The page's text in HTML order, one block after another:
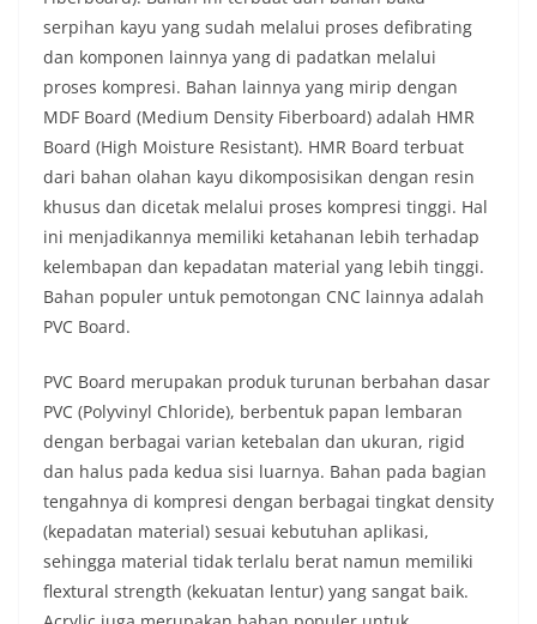
serpihan kayu yang sudah melalui proses defibrating
dan komponen lainnya yang di padatkan melalui
proses kompresi. Bahan lainnya yang mirip dengan
MDF Board (Medium Density Fiberboard) adalah HMR
Board (High Moisture Resistant). HMR Board terbuat
dari bahan olahan kayu dikomposisikan dengan resin
khusus dan dicetak melalui proses kompresi tinggi. Hal
ini menjadikannya memiliki ketahanan lebih terhadap
kelembapan dan kepadatan material yang lebih tinggi.
Bahan populer untuk pemotongan CNC lainnya adalah
PVC Board.
PVC Board merupakan produk turunan berbahan dasar
PVC (Polyvinyl Chloride), berbentuk papan lembaran
dengan berbagai varian ketebalan dan ukuran, rigid
dan halus pada kedua sisi luarnya. Bahan pada bagian
tengahnya di kompresi dengan berbagai tingkat density
(kepadatan material) sesuai kebutuhan aplikasi,
sehingga material tidak terlalu berat namun memiliki
flextural strength (kekuatan lentur) yang sangat baik.